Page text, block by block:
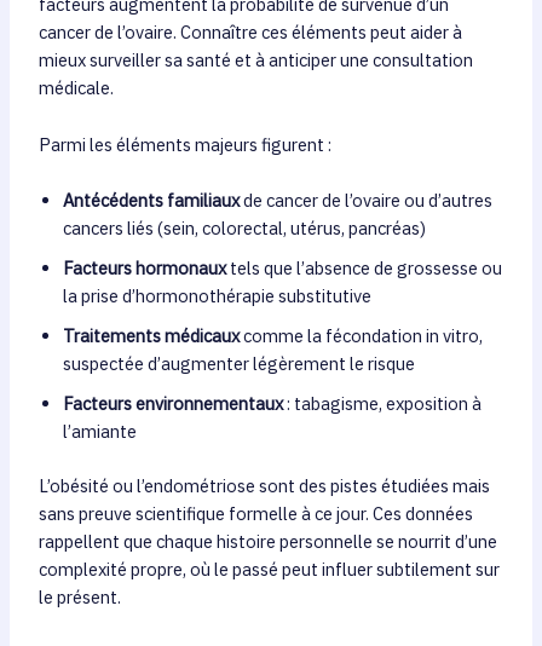
cancer de l’ovaire. Connaître ces éléments peut aider à
mieux surveiller sa santé et à anticiper une consultation
médicale.
Parmi les éléments majeurs figurent :
Antécédents familiauxde cancer de l’ovaire ou d’autres
cancers liés (sein, colorectal, utérus, pancréas)
Facteurs hormonauxtels que l’absence de grossesse ou
la prise d’hormonothérapie substitutive
Traitements médicauxcomme la fécondation in vitro,
suspectée d’augmenter légèrement le risque
Facteurs environnementaux: tabagisme, exposition à
l’amiante
L’obésité ou l’endométriose sont des pistes étudiées mais
sans preuve scientifique formelle à ce jour. Ces données
rappellent que chaque histoire personnelle se nourrit d’une
complexité propre, où le passé peut influer subtilement sur
le présent.